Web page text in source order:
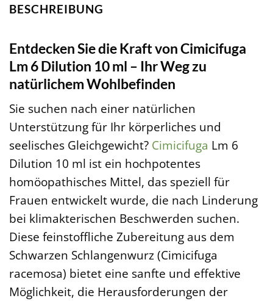
BESCHREIBUNG
Entdecken Sie die Kraft von Cimicifuga
Lm 6 Dilution 10 ml – Ihr Weg zu
natürlichem Wohlbefinden
Sie suchen nach einer natürlichen
Unterstützung für Ihr körperliches und
seelisches Gleichgewicht? Cimicifuga Lm 6
Dilution 10 ml ist ein hochpotentes
homöopathisches Mittel, das speziell für
Frauen entwickelt wurde, die nach Linderung
bei klimakterischen Beschwerden suchen.
Diese feinstoffliche Zubereitung aus dem
Schwarzen Schlangenwurz (Cimicifuga
racemosa) bietet eine sanfte und effektive
Möglichkeit, die Herausforderungen der